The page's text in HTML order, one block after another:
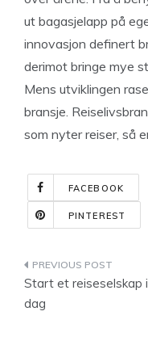
ut bagasjelapp på
innovasjon definert
derimot bringe mye
Mens utviklingen
bransje.
som nyter reiser, så
FACEBOOK
PINTEREST
Start et reiseselskap i
dag